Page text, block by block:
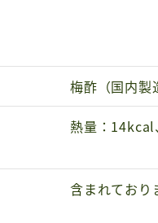
梅酢（国内製
熱量：14kcal
含まれており